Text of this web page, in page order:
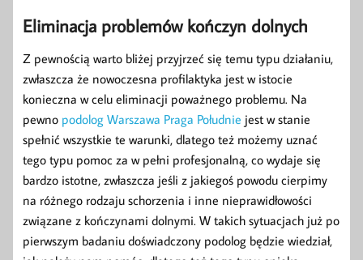
Eliminacja problemów kończyn dolnych
Z pewnością warto bliżej przyjrzeć się temu typu działaniu,
zwłaszcza że nowoczesna profilaktyka jest w istocie
konieczna w celu eliminacji poważnego problemu. Na
pewno podolog Warszawa Praga Południe jest w stanie
spełnić wszystkie te warunki, dlatego też możemy uznać
tego typu pomoc za w pełni profesjonalną, co wydaje się
bardzo istotne, zwłaszcza jeśli z jakiegoś powodu cierpimy
na różnego rodzaju schorzenia i inne nieprawidłowości
związane z kończynami dolnymi. W takich sytuacjach już po
pierwszym badaniu doświadczony podolog będzie wiedział,